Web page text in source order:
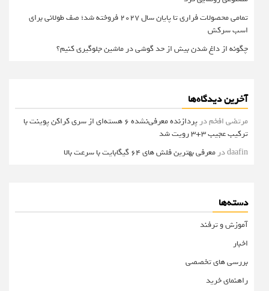
تمامی محصولات فراری تا پایان سال ۲۰۲۷ فروخته شد؛ صف طولانی برای
اسب سرکش
چگونه از داغ شدن بیش از حد گوشی در ماشین جلوگیری کنیم؟
آخرین دیدگاه‌ها
مرتضی افخمدر
پردازنده معرفی‌نشده 6 هسته‌ای از سری کراکن پوینت با
ترکیب عجیب 3+3 رویت شد
daafinدر معرفی بهترین فلش های 64 گیگابایت با سرعت بالا
دسته‌ها
آموزش و ترفند
اخبار
بررسی های تخصصی
راهنمای خرید